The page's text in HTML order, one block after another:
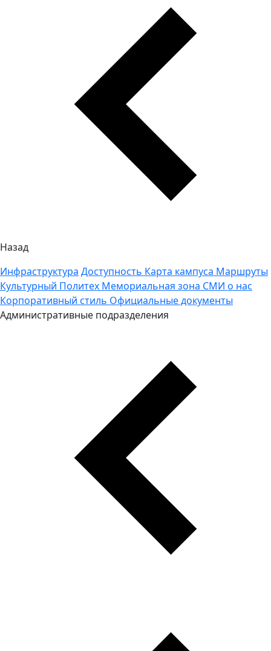
Назад
Инфраструктура Доступность Карта кампуса Маршруты
Культурный Политех Мемориальная зона СМИ о нас
Корпоративный стиль Официальные документы
Административные подразделения